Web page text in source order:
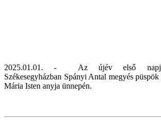
2025.01.01. - Az újév első
Székesegyházban Spányi Antal megyés
Mária Isten anyja ünnepén.